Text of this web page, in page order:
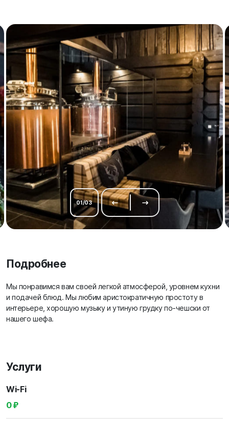
01/03
Подробнее
Мы понравимся вам своей легкой атмосферой, уровнем кухни
и подачей блюд. Мы любим аристократичную простоту в
интерьере, хорошую музыку и утиную грудку по-чешски от
нашего шефа.
Услуги
Wi-Fi
0 ₽